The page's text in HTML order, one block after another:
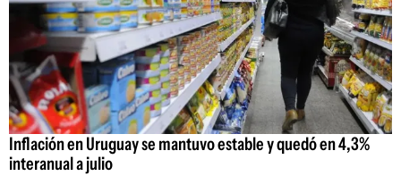
Inflación en Uruguay se mantuvo estable y quedó en 4,3%
interanual a julio